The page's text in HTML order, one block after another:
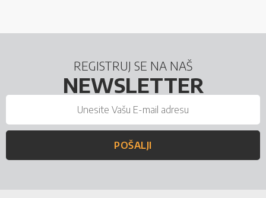
REGISTRUJ SE NA NAŠ
NEWSLETTER
POŠALJI